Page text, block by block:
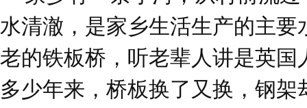
水清澈，是家乡生活生产的主要
老的铁板桥，听老辈人讲是英国
多少年来，桥板换了又换，钢